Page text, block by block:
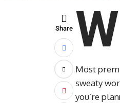
Share W
Most
sweaty
you’re